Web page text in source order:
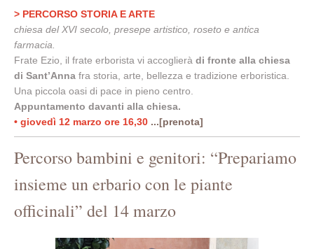
> PERCORSO STORIA E ARTE
chiesa del XVI secolo, presepe artistico, roseto e antica
farmacia.
Frate Ezio, il frate erborista vi accoglierà di fronte alla chiesa
di Sant’Anna fra storia, arte, bellezza e tradizione erboristica.
Una piccola oasi di pace in pieno centro.
Appuntamento davanti alla chiesa.
• giovedì 12 marzo ore 16,30 ...[prenota]
Percorso bambini e genitori: “Prepariamo
insieme un erbario con le piante
officinali” del 14 marzo